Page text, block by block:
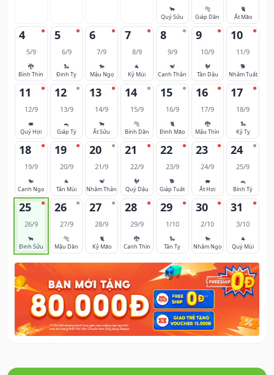
🐂
Quý Sửu
🐅
Giáp Dần
🐈
Ất Mão
4
5/9
🐉
Bính Thìn
5
6/9
🐍
Đinh Tỵ
6
7/9
🐎
Mậu Ngọ
7
8/9
🐐
Kỷ Mùi
8
9/9
🐒
Canh Thân
9
10/9
🐓
Tân Dậu
10
11/9
🐕
Nhâm Tuất
11
12/9
🐖
Quý Hợi
12
13/9
🐀
Giáp Tý
13
14/9
🐂
Ất Sửu
14
15/9
🐅
Bính Dần
15
16/9
🐈
Đinh Mão
16
17/9
🐉
Mậu Thìn
17
18/9
🐍
Kỷ Tỵ
18
19/9
🐎
Canh Ngọ
19
20/9
🐐
Tân Mùi
20
21/9
🐒
Nhâm Thân
21
22/9
🐓
Quý Dậu
22
23/9
🐕
Giáp Tuất
23
24/9
🐖
Ất Hợi
24
25/9
🐀
Bính Tý
25
26/9
🐂
Đinh Sửu
26
27/9
🐅
Mậu Dần
27
28/9
🐈
Kỷ Mão
28
29/9
🐉
Canh Thìn
29
1/10
🐍
Tân Tỵ
30
2/10
🐎
Nhâm Ngọ
31
3/10
🐐
Quý Mùi